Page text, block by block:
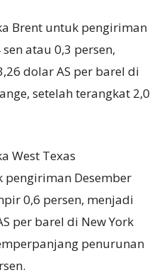
Brent untuk pengiriman
atau 0,3 persen,
dolar AS per barel di
setelah terangkat 2,0
West Texas
pengiriman Desember
0,6 persen, menjadi
per barel di New York
penurunan